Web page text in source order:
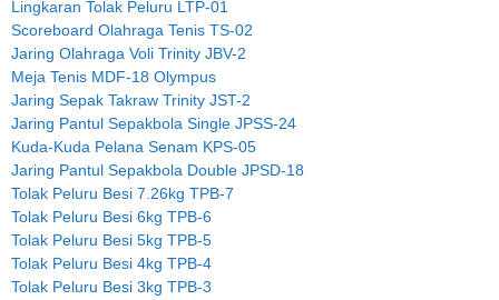
Lingkaran Tolak Peluru LTP-01
Scoreboard Olahraga Tenis TS-02
Jaring Olahraga Voli Trinity JBV-2
Meja Tenis MDF-18 Olympus
Jaring Sepak Takraw Trinity JST-2
Jaring Pantul Sepakbola Single JPSS-24
Kuda-Kuda Pelana Senam KPS-05
Jaring Pantul Sepakbola Double JPSD-18
Tolak Peluru Besi 7.26kg TPB-7
Tolak Peluru Besi 6kg TPB-6
Tolak Peluru Besi 5kg TPB-5
Tolak Peluru Besi 4kg TPB-4
Tolak Peluru Besi 3kg TPB-3